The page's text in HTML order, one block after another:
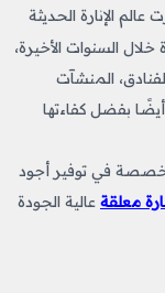
الإنارة الحديثة
السنوات الأخيرة،
المنشآت
بفضل كفاءتها
في توفير أجود
معلقة عالية الجودة